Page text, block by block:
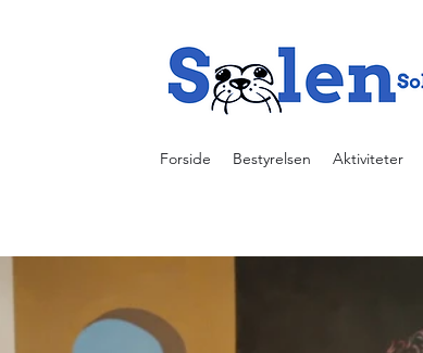
Forside Bestyrelsen Aktiviteter